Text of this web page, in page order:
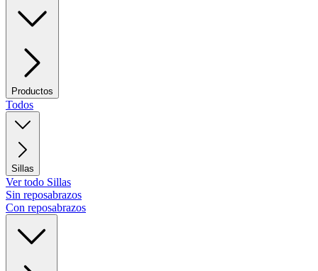
Productos
Todos
Sillas
Ver todo Sillas
Sin reposabrazos
Con reposabrazos